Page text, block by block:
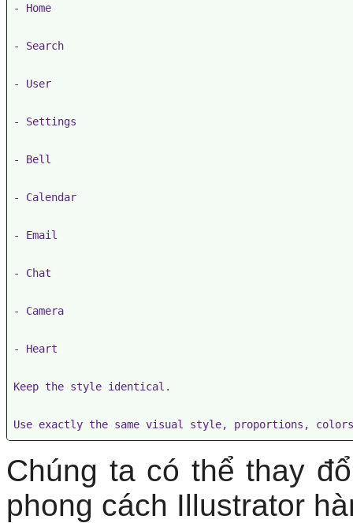
- Home
- Search
- User
- Settings
- Bell
- Calendar
- Email
- Chat
- Camera
- Heart
Keep the style identical.
Use exactly the same visual style, proportions,
Chúng ta có thể thay
phong cách Illustrator